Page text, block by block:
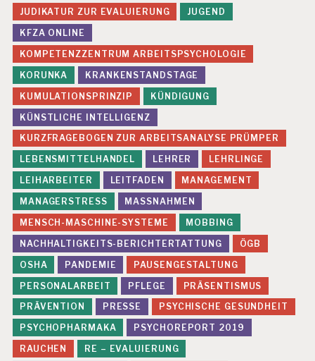
JUDIKATUR ZUR EVALUIERUNG
JUGEND
KFZA ONLINE
KOMPETENZZENTRUM ARBEITSPSYCHOLOGIE
KORUNKA
KRANKENSTANDSTAGE
KUMULATIONSPRINZIP
KÜNDIGUNG
KÜNSTLICHE INTELLIGENZ
KURZFRAGEBOGEN ZUR ARBEITSANALYSE PRÜMPER
LEBENSMITTELHANDEL
LEHRER
LEHRLINGE
LEIHARBEITER
LEITFADEN
MANAGEMENT
MANAGERSTRESS
MASSNAHMEN
MENSCH-MASCHINE-SYSTEME
MOBBING
NACHHALTIGKEITS-BERICHTERTATTUNG
ÖGB
OSHA
PANDEMIE
PAUSENGESTALTUNG
PERSONALARBEIT
PFLEGE
PRÄSENTISMUS
PRÄVENTION
PRESSE
PSYCHISCHE GESUNDHEIT
PSYCHOPHARMAKA
PSYCHOREPORT 2019
RAUCHEN
RE – EVALUIERUNG